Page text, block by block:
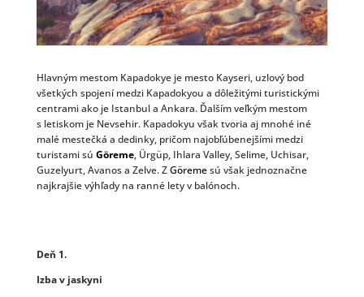
Hlavným mestom Kapadokye je mesto Kayseri, uzlový bod
všetkých spojení medzi Kapadokyou a dôležitými turistickými
centrami ako je Istanbul a Ankara. Ďalším veľkým mestom
s letiskom je Nevsehir. Kapadokyu však tvoria aj mnohé iné
malé mestečká a dedinky, pričom najobľúbenejšími medzi
turistami sú Göreme, Ürgüp, Ihlara Valley, Selime, Uchisar,
Guzelyurt, Avanos a Zelve. ZGöremesú však jednoznačne
najkrajšie výhľady na ranné lety v balónoch.
Deň 1.
Izba v jaskyni